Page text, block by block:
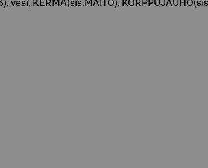
vesi, KERMA(sis.MAITO),